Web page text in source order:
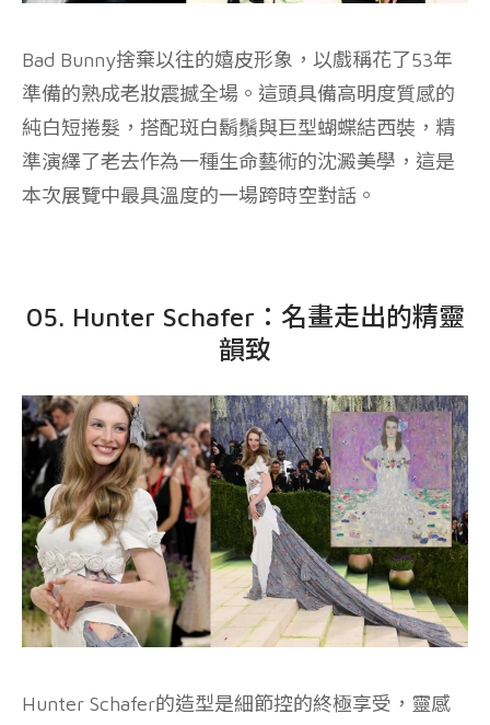
Bad Bunny捨棄以往的嬉皮形象，以戲稱花了53年
準備的熟成老妝震撼全場。這頭具備高明度質感的
純白短捲髮，搭配斑白鬍鬚與巨型蝴蝶結西裝，精
準演繹了老去作為一種生命藝術的沈澱美學，這是
本次展覽中最具溫度的一場跨時空對話。
05. Hunter Schafer：名畫走出的精靈
韻致
Hunter Schafer的造型是細節控的終極享受，靈感